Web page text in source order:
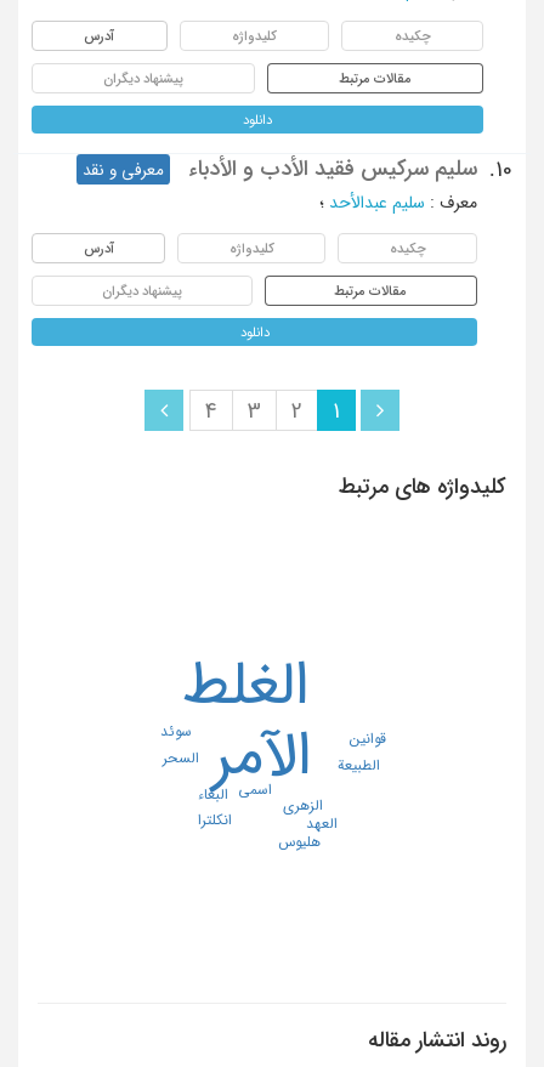
چکیده کلیدواژه آدرس
مقالات مرتبط پیشنهاد دیگران
دانلود
10. سلیم سرکیس فقید الأدب و الأدباء
معرفی و نقد
معرف : سلیم عبدالأحد ؛
چکیده کلیدواژه آدرس
مقالات مرتبط پیشنهاد دیگران
دانلود
1
2
3
4
کلیدواژه های مرتبط
الآمر
الغلط
اسمی البغاء
الزهری
السحر الطبیعة
العهد انکلترا
سوئد قوانین
هلیوس
روند انتشار مقاله